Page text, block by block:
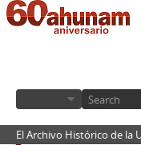
El Archivo Histórico de la